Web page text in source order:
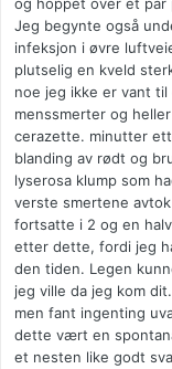
og hoppet over et par
Jeg begynte også
infeksjon i øvre
plutselig en kveld
noe jeg ikke er vant
menssmerter og
cerazette. minutter
blanding av rødt og
lyserosa klump som
verste smertene
fortsatte i 2 og en
etter dette, fordi jeg
den tiden. Legen
jeg ville da jeg kom
men fant ingenting
dette vært en
et nesten like godt